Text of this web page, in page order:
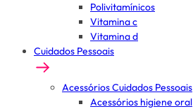
Polivitamínicos
Vitamina c
Vitamina d
Cuidados Pessoais
Acessórios Cuidados Pessoais
Acessórios higiene oral